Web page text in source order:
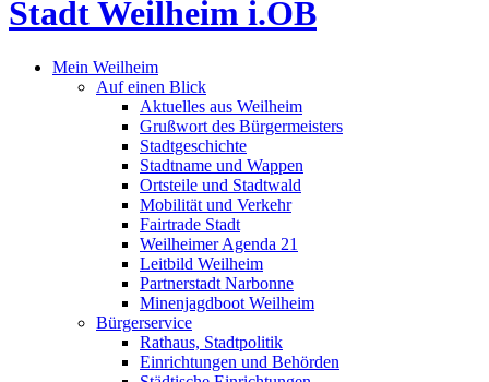
Stadt Weilheim i.OB
Mein Weilheim
Auf einen Blick
Aktuelles aus Weilheim
Grußwort des Bürgermeisters
Stadtgeschichte
Stadtname und Wappen
Ortsteile und Stadtwald
Mobilität und Verkehr
Fairtrade Stadt
Weilheimer Agenda 21
Leitbild Weilheim
Partnerstadt Narbonne
Minenjagdboot Weilheim
Bürgerservice
Rathaus, Stadtpolitik
Einrichtungen und Behörden